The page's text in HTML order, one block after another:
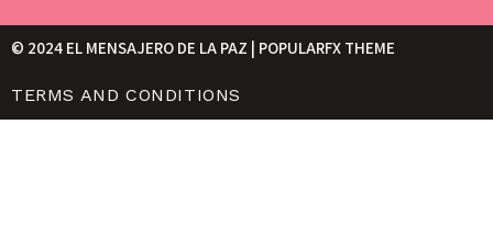
© 2024 EL MENSAJERO DE LA PAZ | POPULARFX THEME
TERMS AND CONDITIONS